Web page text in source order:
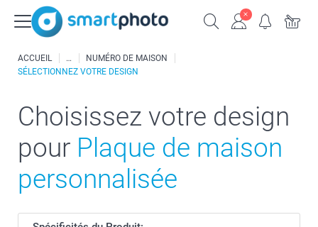
ACCUEIL
NUMÉRO DE MAISON
SÉLECTIONNEZ VOTRE DESIGN
Choisissez votre design
pour Plaque de maison
personnalisée